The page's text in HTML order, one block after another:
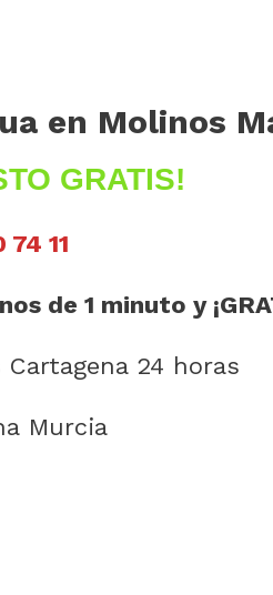
en Molinos
GRATIS!
74 11
de 1 minuto y
24 horas
Murcia